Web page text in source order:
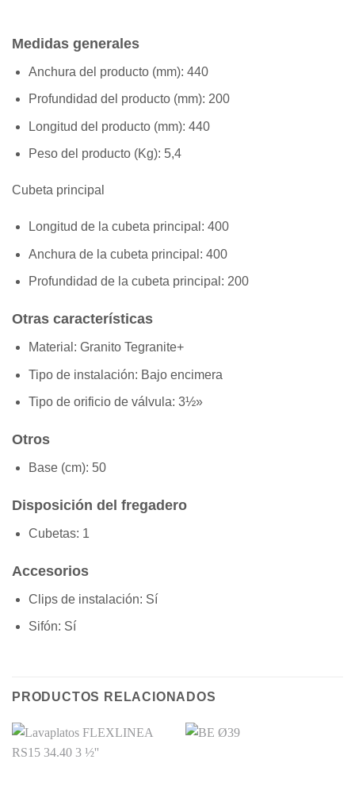
Medidas generales
Anchura del producto (mm): 440
Profundidad del producto (mm): 200
Longitud del producto (mm): 440
Peso del producto (Kg): 5,4
Cubeta principal
Longitud de la cubeta principal: 400
Anchura de la cubeta principal: 400
Profundidad de la cubeta principal: 200
Otras características
Material: Granito Tegranite+
Tipo de instalación: Bajo encimera
Tipo de orificio de válvula: 3½»
Otros
Base (cm): 50
Disposición del fregadero
Cubetas: 1
Accesorios
Clips de instalación: Sí
Sifón: Sí
PRODUCTOS RELACIONADOS